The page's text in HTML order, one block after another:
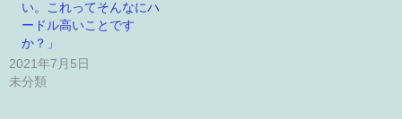
い。これってそんなにハ
ードル高いことです
か？」
2021年7月5日
未分類